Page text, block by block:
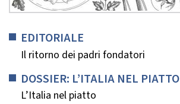
EDITORIALE
Il ritorno dei padri fondatori
DOSSIER: L’ITALIA NEL PIATTO
L’Italia nel piatto